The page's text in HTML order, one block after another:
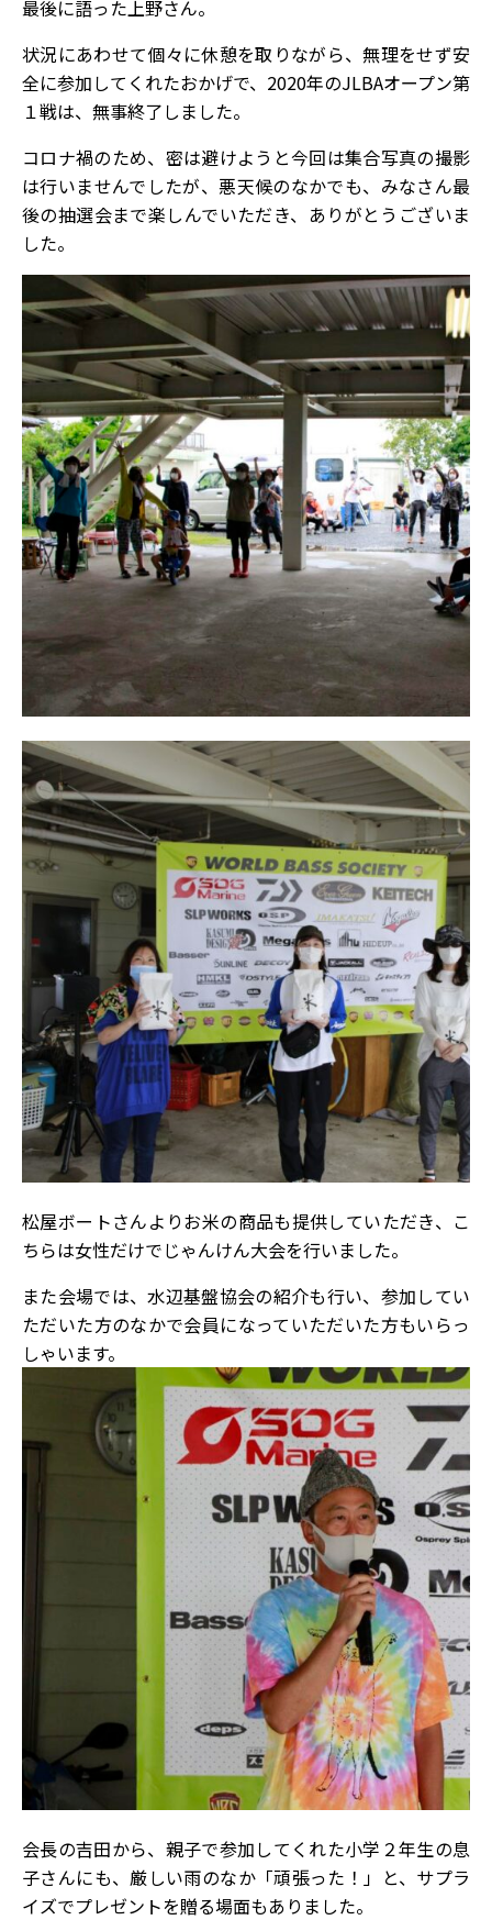
最後に語った上野さん。
状況にあわせて個々に休憩を取りながら、無理をせず安
全に参加してくれたおかげで、2020年のJLBAオープン第
１戦は、無事終了しました。
コロナ禍のため、密は避けようと今回は集合写真の撮影
は行いませんでしたが、悪天候のなかでも、みなさん最
後の抽選会まで楽しんでいただき、ありがとうございま
した。
松屋ボートさんよりお米の商品も提供していただき、こ
ちらは女性だけでじゃんけん大会を行いました。
また会場では、水辺基盤協会の紹介も行い、参加してい
ただいた方のなかで会員になっていただいた方もいらっ
しゃいます。
会長の吉田から、親子で参加してくれた小学２年生の息
子さんにも、厳しい雨のなか「頑張った！」と、サプラ
イズでプレゼントを贈る場面もありました。